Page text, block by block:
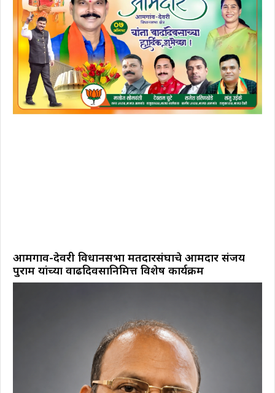
आमगाव-देवरी विधानसभा मतदारसंघाचे आमदार संजय
पुराम यांच्या वाढदिवसानिमित्त विशेष कार्यक्रम